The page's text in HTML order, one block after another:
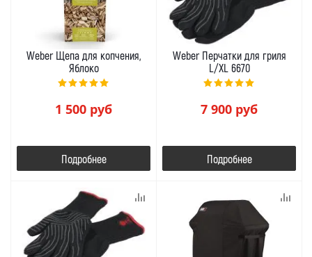
Weber Щепа для копчения,
Яблоко
1 500 руб
Подробнее
Weber Перчатки для гриля
L/XL 6670
7 900 руб
Подробнее